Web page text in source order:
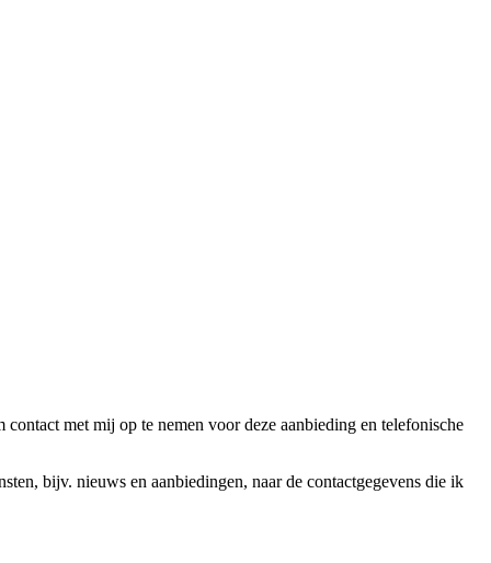
met mij op te nemen voor deze aanbieding en telefonische
bijv. nieuws en aanbiedingen, naar de contactgegevens die ik